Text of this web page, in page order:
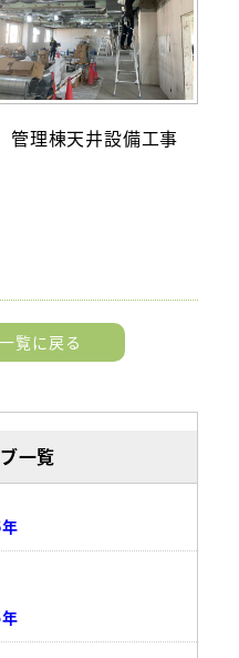
一覧
管理棟天井設備工事
覧に戻る